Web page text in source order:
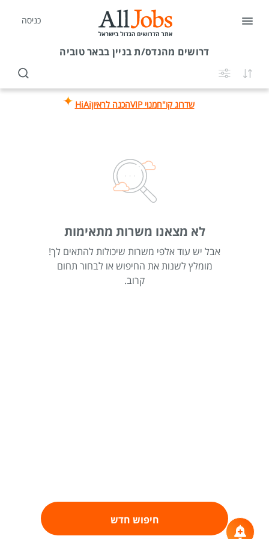
כניסה
דרושים מהנדס/ת בניין בבאר טוביה
שדרוג קו"חמנוי VIP הכנה לראיוןHiAi
לא מצאנו משרות מתאימות
אבל יש עוד אלפי משרות שיכולות להתאים לך!
מומלץ לשנות את החיפוש או לבחור תחום
קרוב.
חיפוש חדש